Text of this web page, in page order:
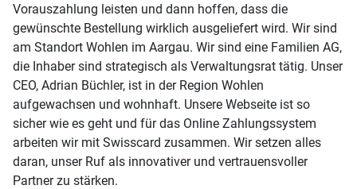
Vorauszahlung leisten und dann hoffen, dass die
gewünschte Bestellung wirklich ausgeliefert wird. Wir sind
am Standort Wohlen im Aargau. Wir sind eine Familien AG,
die Inhaber sind strategisch als Verwaltungsrat tätig. Unser
CEO, Adrian Büchler, ist in der Region Wohlen
aufgewachsen und wohnhaft. Unsere Webseite ist so
sicher wie es geht und für das Online Zahlungssystem
arbeiten wir mit Swisscard zusammen. Wir setzen alles
daran, unser Ruf als innovativer und vertrauensvoller
Partner zu stärken.